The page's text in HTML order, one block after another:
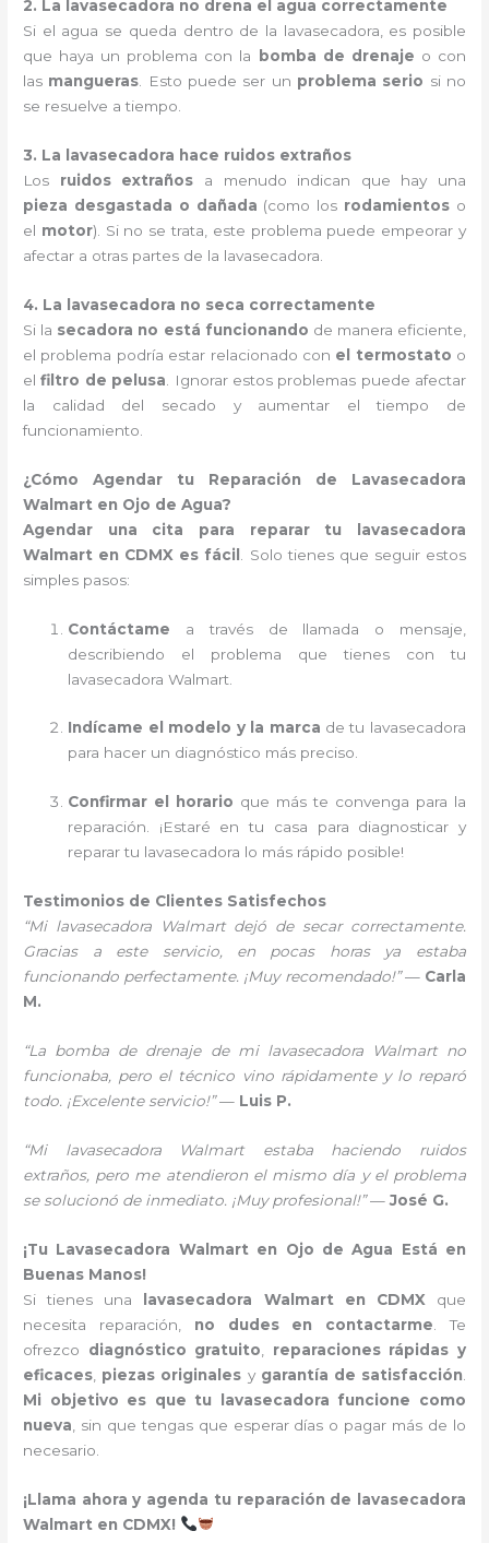
2. La lavasecadora no drena el agua correctamente
Si el agua se queda dentro de la lavasecadora, es posible
que haya un problema con la
bomba de drenaje o con
las mangueras . Esto puede ser un problema serio si no
se resuelve a tiempo.
3. La lavasecadora hace ruidos extraños
Los ruidos extraños a menudo indican que hay una
pieza desgastada o dañada (como los rodamientos o
el motor). Si no se trata, este problema puede empeorar y
afectar a otras partes de la lavasecadora.
4. La lavasecadora no seca correctamente
Si la secadora no está funcionando de manera eficiente,
el problema podría estar relacionado con el termostato o
elfiltro de pelusa . Ignorar estos problemas puede afectar
la calidad del secado y aumentar el tiempo de
funcionamiento.
¿Cómo Agendar tu Reparación de Lavasecadora
Walmart en Ojo de Agua?
Agendar una cita para reparar tu lavasecadora
Walmart en CDMX es fácil
. Solo tienes que seguir estos
simples pasos:
Contáctame a través de llamada o mensaje,
describiendo el problema que tienes con tu
lavasecadora Walmart.
Indícame el modelo y la marca de tu lavasecadora
para hacer un diagnóstico más preciso.
Confirmar el horario que más te convenga para la
reparación. ¡Estaré en tu casa para diagnosticar y
reparar tu lavasecadora lo más rápido posible!
Testimonios de Clientes Satisfechos
“Mi lavasecadora Walmart dejó de secar correctamente.
Gracias a este servicio, en pocas horas ya estaba
funcionando perfectamente. ¡Muy recomendado!”— Carla
M.
“La bomba de drenaje de mi lavasecadora Walmart no
funcionaba, pero el técnico vino rápidamente y lo reparó
todo. ¡Excelente servicio!”— Luis P.
“Mi lavasecadora Walmart estaba haciendo ruidos
extraños, pero me atendieron el mismo día y el problema
se solucionó de inmediato. ¡Muy profesional!”—José G.
¡Tu Lavasecadora Walmart en Ojo de Agua Está en
Buenas Manos!
Si tienes una
lavasecadora Walmart en CDMX que
necesita reparación, no dudes en contactarme . Te
ofrezco diagnóstico gratuito
reparaciones rápidas y
eficaces piezas originales y garantía de satisfacción
Mi objetivo es que tu lavasecadora funcione como
nueva , sin que tengas que esperar días o pagar más de lo
necesario.
¡Llama ahora y agenda tu reparación de lavasecadora
Walmart en CDMX!